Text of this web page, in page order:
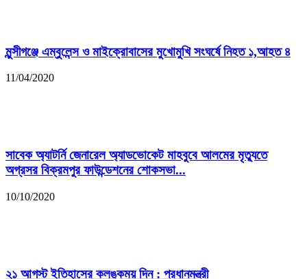
মুন্সীগঞ্জে এম্বুলেন্স ও মাইক্রোবাসের মুখোমুখি সংঘর্ষে নিহত ১,আহত ৪
11/04/2020
সাবেক অ্যাটর্নি জেনারেল অ্যাডভোকেট মাহবুবে আলমের মৃত্যুতে
অগ্রসর বিক্রমপুর ফাউন্ডেশনের শোকসভা...
10/10/2020
২১ আগস্ট ইতিহাসের কলঙ্কময় দিন : প্রধানমন্ত্রী